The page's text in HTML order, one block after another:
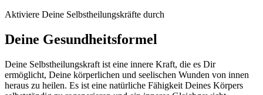
Aktiviere Deine Selbstheilungskräfte durch
Deine Gesundheitsformel
Deine Selbstheilungskraft ist eine innere Kraft, die es Dir
ermöglicht, Deine körperlichen und seelischen Wunden von innen
heraus zu heilen. Es ist eine natürliche Fähigkeit Deines Körpers